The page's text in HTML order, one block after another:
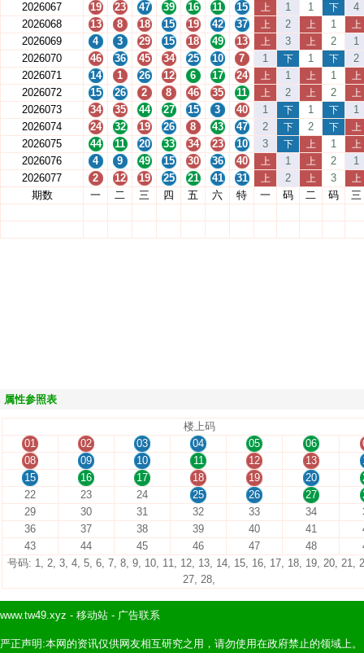
2026067
19 23 47 39 16 11 15 上 1 1 下
4
2026068
13 8 18 15 19 42 37 上 2 上 1 上
2026069 4 3 29 15 18 49 13 上 3 上 2
1
2026070
46 36 45 34 25 10 7 1 下 1 下
2
2026071
14 1 26 12 6 17 24 上 1 上 1 上
2026072 15 26 2 8 46 35 11 上 2 上 2 上
2026073 34 35 44 27 15 3 40 1 下 1 下
1
2026074
24 32 19 26 8 43 47 2 下 2 下 上
2026075 44 11 20 33 34 23 10 3 下 上 1 上
2026076 4 9 49 15 30 36 40 上 1 上 2
1
2026077
2 12 19 25 21 41 31 上 2 上 3 上
期数 一 二 三 四 五 六 特 一 码 二 码 三
属性参照表
楼上码
01
02 03 04 05 06
08
09 10 11 12 13
15
16 17 18 19 20
22
23 24 25 26 27
29
30 31 32 33 34
36
37 38 39 40 41
43
44 45 46 47 48
号码: 1, 2, 3, 4, 5, 6, 7, 8, 9, 10, 11, 12, 13, 14, 15, 16, 17, 18, 19, 20, 21,
27, 28,
www.tw49.xyz - 移动站 - 广告联系
严正声明:本网的资讯仅供网友相互研究之用，请勿使用在政府禁止的领域上。